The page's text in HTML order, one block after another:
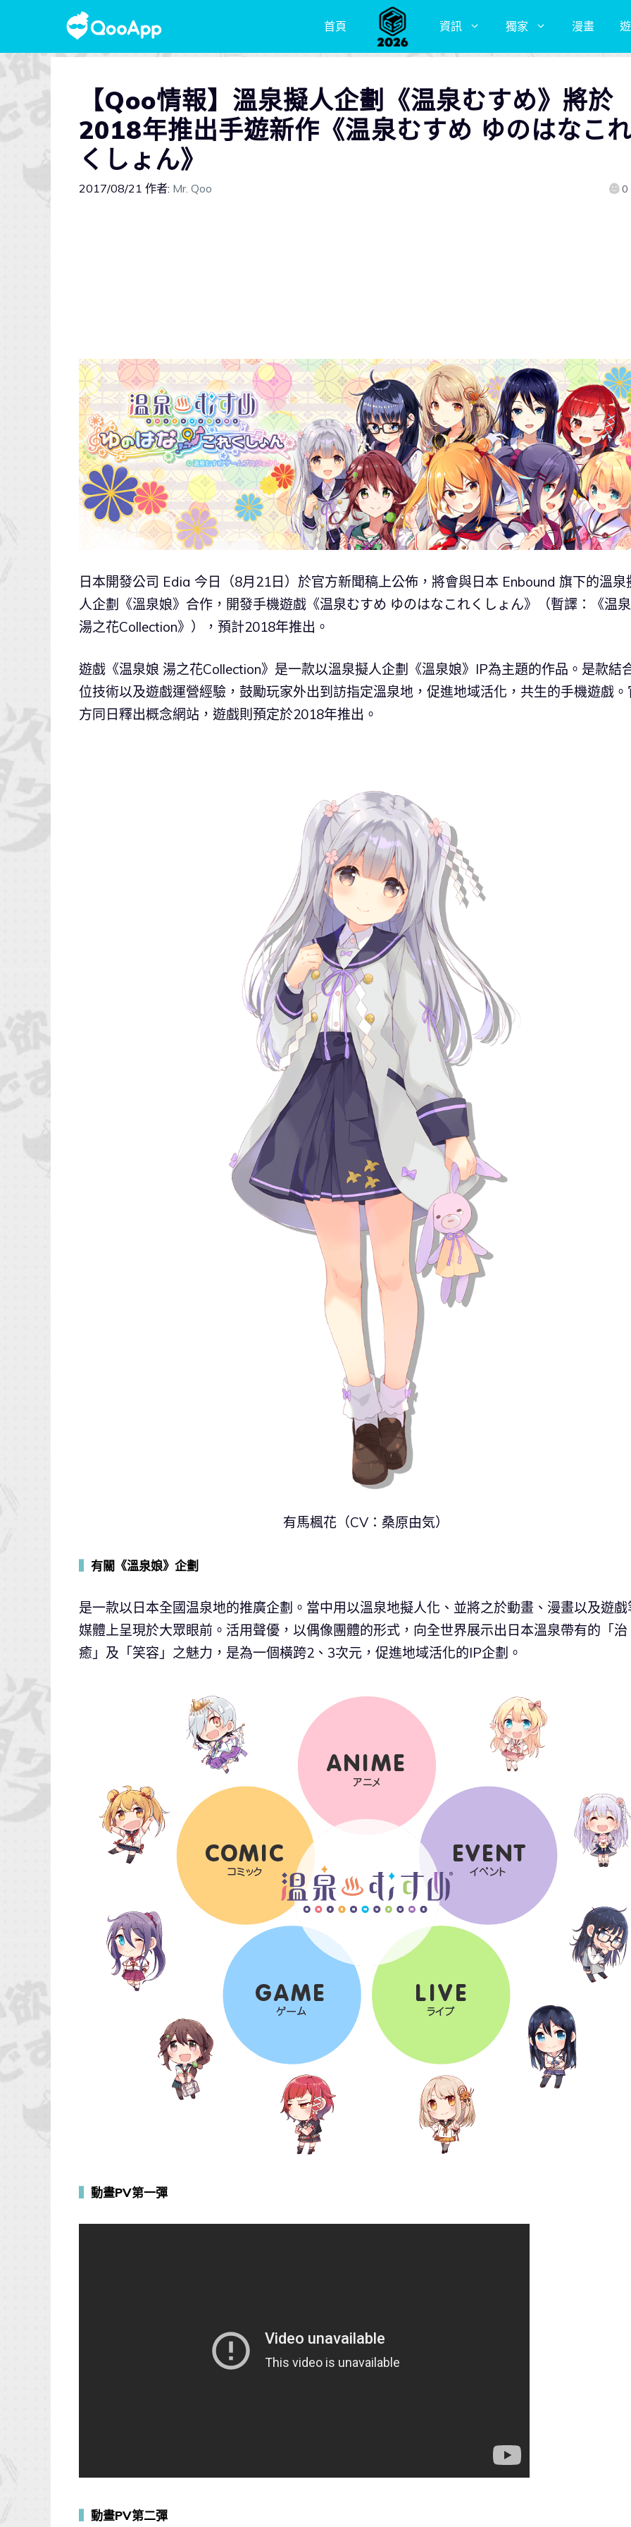
首頁 資訊 獨家 漫畫
【Qoo情報】溫泉擬人企劃《温泉むすめ》將於
2018年推出手遊新作《温泉むすめ ゆのはなこ
くしょん》
2017/08/21 作者: Mr. Qoo 0
日本開發公司 Edia 今日（8月21日）於官方新聞稿上公佈，將會與日本 Enbound 旗下的溫泉
人企劃《溫泉娘》合作，開發手機遊戲《温泉むすめ ゆのはなこれくしょん》（暫譯：《温
湯之花Collection》），預計2018年推出。
遊戲《温泉娘 湯之花Collection》是一款以溫泉擬人企劃《溫泉娘》IP為主題的作品。是款結
位技術以及遊戲運營經驗，鼓勵玩家外出到訪指定溫泉地，促進地域活化，共生的手機遊戲。
方同日釋出概念網站，遊戲則預定於2018年推出。
有馬楓花（CV：桑原由気）
有關《溫泉娘》企劃
是一款以日本全國温泉地的推廣企劃。當中用以溫泉地擬人化、並將之於動畫、漫畫以及遊戲
媒體上呈現於大眾眼前。活用聲優，以偶像團體的形式，向全世界展示出日本溫泉帶有的「治
癒」及「笑容」之魅力，是為一個橫跨2、3次元，促進地域活化的IP企劃。
動畫PV第一彈
動畫PV第二彈